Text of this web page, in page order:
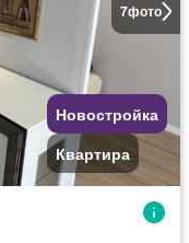
7фото
Новостройка
Квартира